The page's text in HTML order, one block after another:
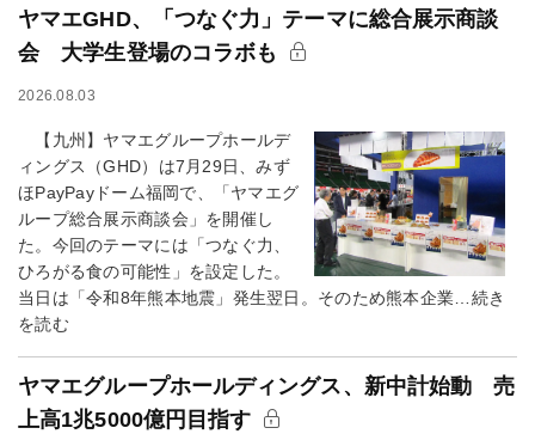
ヤマエGHD、「つなぐ力」テーマに総合展示商談
会 大学生登場のコラボも
2026.08.03
【九州】ヤマエグループホールデ
ィングス（GHD）は7月29日、みず
ほPayPayドーム福岡で、「ヤマエグ
ループ総合展示商談会」を開催し
た。今回のテーマには「つなぐ力、
ひろがる食の可能性」を設定した。
当日は「令和8年熊本地震」発生翌日。そのため熊本企業…続き
を読む
ヤマエグループホールディングス、新中計始動 売
上高1兆5000億円目指す